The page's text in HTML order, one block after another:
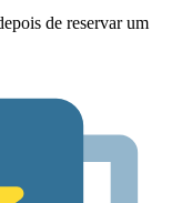
de reservar um